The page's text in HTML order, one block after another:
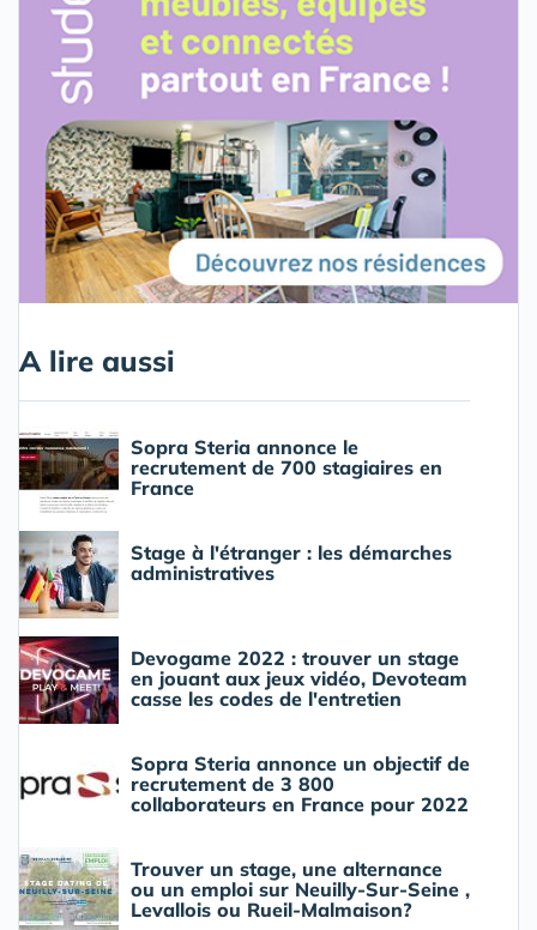
A lire aussi
Sopra Steria annonce le
recrutement de 700 stagiaires en
France
Stage à l'étranger : les démarches
administratives
Devogame 2022 : trouver un stage
en jouant aux jeux vidéo, Devoteam
casse les codes de l'entretien
Sopra Steria annonce un objectif de
recrutement de 3 800
collaborateurs en France pour 2022
Trouver un stage, une alternance
ou un emploi sur Neuilly-Sur-Seine ,
Levallois ou Rueil-Malmaison?